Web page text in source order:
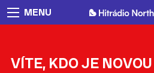
MENU
VÍTE, KDO JE